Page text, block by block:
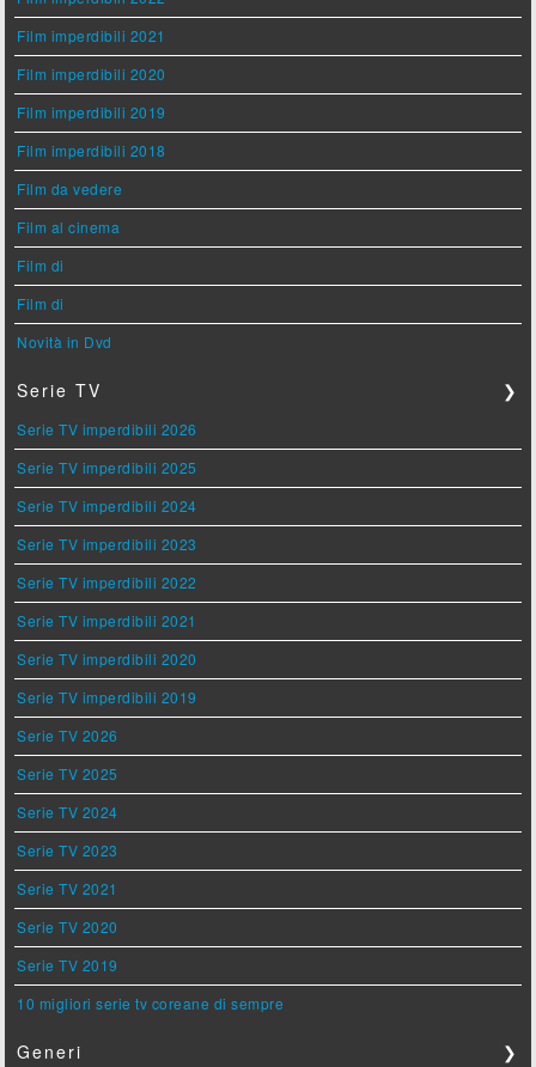
Film imperdibili 2021
Film imperdibili 2020
Film imperdibili 2019
Film imperdibili 2018
Film da vedere
Film al cinema
Film di
Film di
Novità in Dvd
Serie TV ❯
Serie TV imperdibili 2026
Serie TV imperdibili 2025
Serie TV imperdibili 2024
Serie TV imperdibili 2023
Serie TV imperdibili 2022
Serie TV imperdibili 2021
Serie TV imperdibili 2020
Serie TV imperdibili 2019
Serie TV 2026
Serie TV 2025
Serie TV 2024
Serie TV 2023
Serie TV 2021
Serie TV 2020
Serie TV 2019
10 migliori serie tv coreane di sempre
Generi ❯